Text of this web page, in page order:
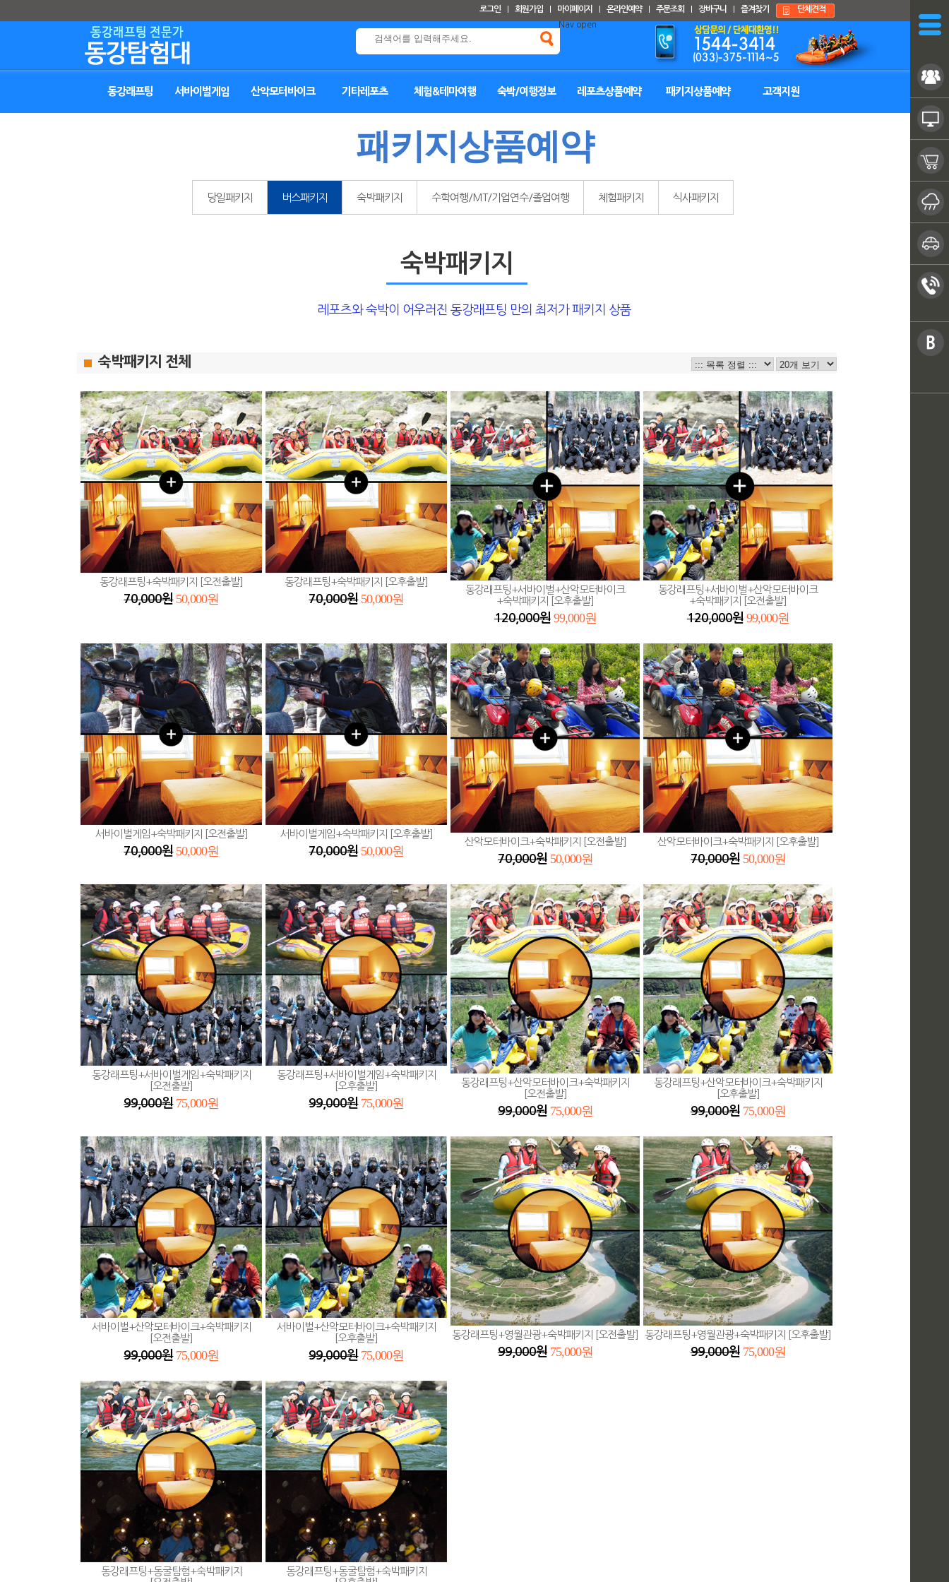
Nav open
로그인 회원가입 마이페이지 온라인예약 주문조회 장바구니 즐겨찾기 단체견적
동강래프팅 서바이벌게임 산악모터바이크 기타레포츠 체험&테마여행 숙박/여행정보 레포츠상품예약 패키지상품예약 고객지원
패키지상품예약
당일패키지 버스패키지 숙박패키지 수학여행/MT/기업연수/졸업여행 체험패키지 식사패키지
숙박패키지
레포츠와 숙박이 어우러진 동강래프팅 만의 최저가 패키지 상품
숙박패키지 전체
동강래프팅+숙박패키지 [오전출발]
70,000원 50,000원
동강래프팅+숙박패키지 [오후출발]
70,000원 50,000원
동강래프팅+서바이벌+산악모터바이크
+숙박패키지 [오후출발]
120,000원 99,000원
동강래프팅+서바이벌+산악모터바이크
+숙박패키지 [오전출발]
120,000원 99,000원
서바이벌게임+숙박패키지 [오전출발]
70,000원 50,000원
서바이벌게임+숙박패키지 [오후출발]
70,000원 50,000원
산악모터바이크+숙박패키지 [오전출발]
70,000원 50,000원
산악모터바이크+숙박패키지 [오후출발]
70,000원 50,000원
동강래프팅+서바이벌게임+숙박패키지
[오전출발]
99,000원 75,000원
동강래프팅+서바이벌게임+숙박패키지
[오후출발]
99,000원 75,000원
동강래프팅+산악모터바이크+숙박패키지
[오전출발]
99,000원 75,000원
동강래프팅+산악모터바이크+숙박패키지
[오후출발]
99,000원 75,000원
서바이벌+산악모터바이크+숙박패키지
[오전출발]
99,000원 75,000원
서바이벌+산악모터바이크+숙박패키지
[오후출발]
99,000원 75,000원
동강래프팅+영월관광+숙박패키지 [오전출발]
99,000원 75,000원
동강래프팅+영월관광+숙박패키지 [오후출발]
99,000원 75,000원
동강래프팅+동굴탐험+숙박패키지
동강래프팅+동굴탐험+숙박패키지